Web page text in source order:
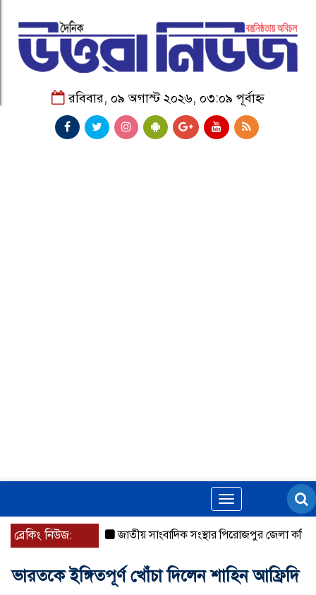
রবিবার, ০৯ অগাস্ট ২০২৬, ০৩:০৯ পূর্বাহ্ন
Toggle
navigation
ব্রেকিং নিউজ: জাতীয় সাংবাদিক সংস্থার পিরোজপুর জেলা কমিটি
ভারতকে ইঙ্গিতপূর্ণ খোঁচা দিলেন শাহিন আফ্রিদি